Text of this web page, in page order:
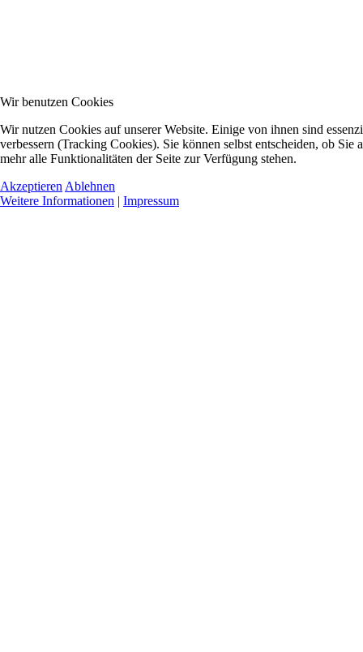
Wir benutzen Cookies
Wir nutzen Cookies auf unserer Website. Einige von ihnen sind
verbessern (Tracking Cookies). Sie können selbst entscheiden, ob
mehr alle Funktionalitäten der Seite zur Verfügung stehen.
Akzeptieren Ablehnen
Weitere Informationen | Impressum